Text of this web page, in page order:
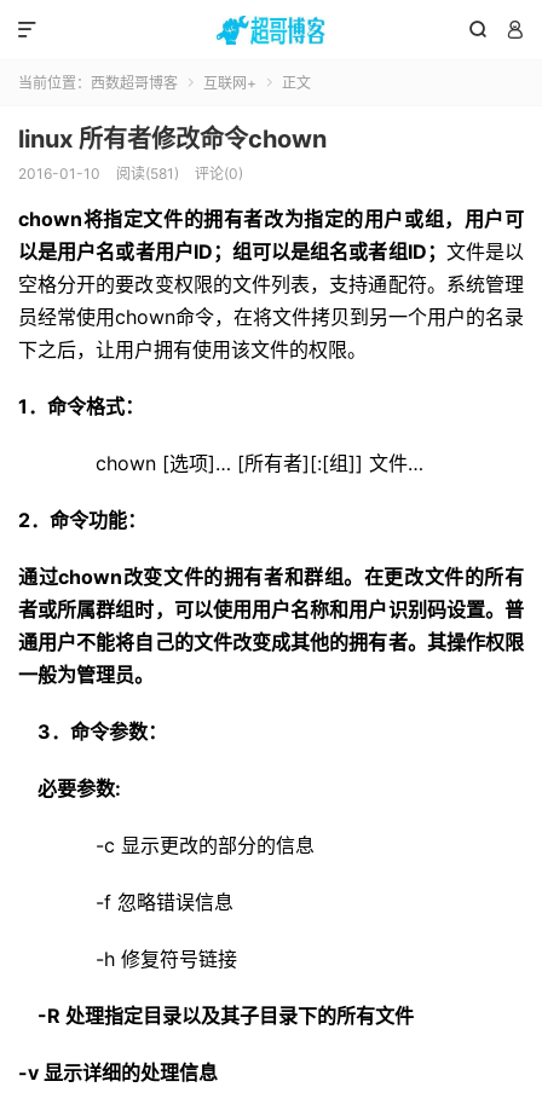
 

当前位置： 西数超哥博客  互联网+  正文
linux 所有者修改命令chown
2016-01-10 阅读(581) 评论(0)
chown将指定文件的拥有者改为指定的用户或组，用户可
以是用户名或者用户ID；组可以是组名或者组ID； 文件是以
空格分开的要改变权限的文件列表，支持通配符。系统管理
员经常使用chown命令，在将文件拷贝到另一个用户的名录
下之后，让用户拥有使用该文件的权限。
1．命令格式：
chown [选项]… [所有者][:[组]] 文件…
2．命令功能：
通过chown改变文件的拥有者和群组。在更改文件的所有
者或所属群组时，可以使用用户名称和用户识别码设置。普
通用户不能将自己的文件改变成其他的拥有者。其操作权限
一般为管理员。
3．命令参数：
必要参数:
-c 显示更改的部分的信息
-f 忽略错误信息
-h 修复符号链接
-R 处理指定目录以及其子目录下的所有文件
-v 显示详细的处理信息